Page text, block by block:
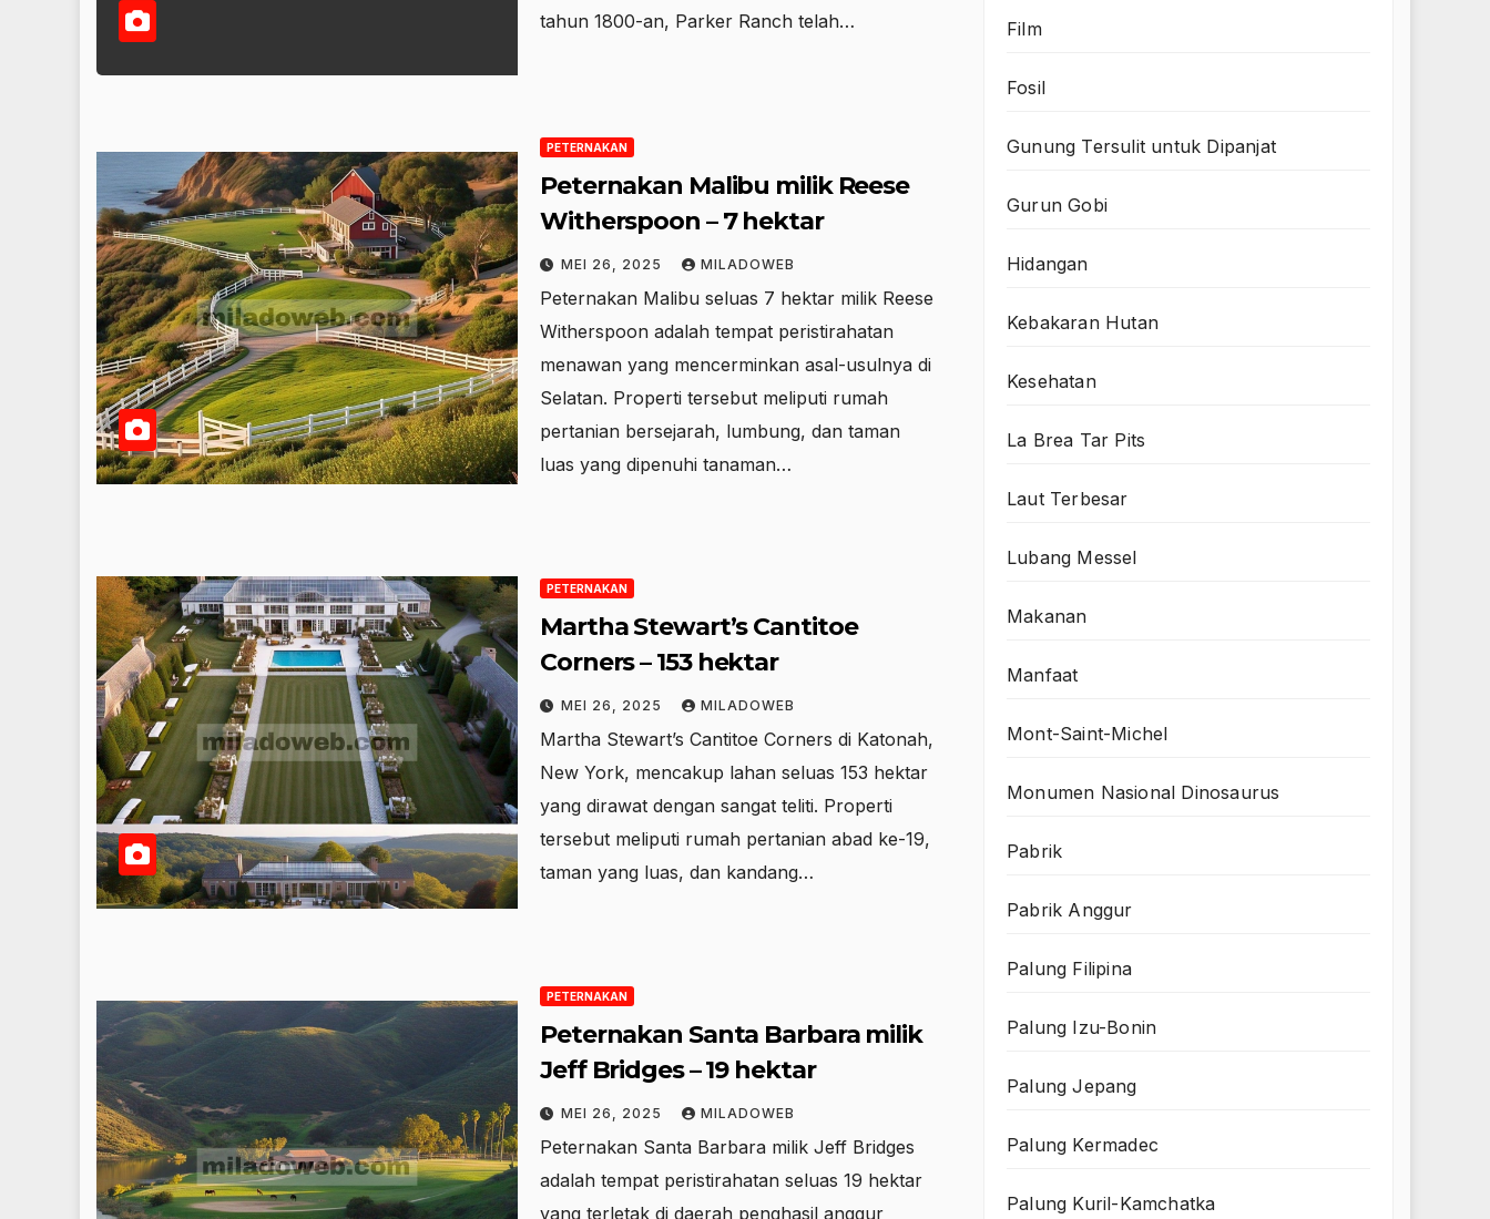
tahun 1800-an, Parker Ranch telah…
PETERNAKAN
Peternakan Malibu milik Reese
Witherspoon – 7 hektar
MEI 26, 2025 MILADOWEB
Peternakan Malibu seluas 7 hektar milik Reese
Witherspoon adalah tempat peristirahatan
menawan yang mencerminkan asal-usulnya di
Selatan. Properti tersebut meliputi rumah
pertanian bersejarah, lumbung, dan taman
luas yang dipenuhi tanaman…
PETERNAKAN
Martha Stewart’s Cantitoe
Corners – 153 hektar
MEI 26, 2025 MILADOWEB
Martha Stewart’s Cantitoe Corners di Katonah,
New York, mencakup lahan seluas 153 hektar
yang dirawat dengan sangat teliti. Properti
tersebut meliputi rumah pertanian abad ke-19,
taman yang luas, dan kandang…
PETERNAKAN
Peternakan Santa Barbara milik
Jeff Bridges – 19 hektar
MEI 26, 2025 MILADOWEB
Peternakan Santa Barbara milik Jeff Bridges
adalah tempat peristirahatan seluas 19 hektar
yang terletak di daerah penghasil anggur
Film
Fosil
Gunung Tersulit untuk Dipanjat
Gurun Gobi
Hidangan
Kebakaran Hutan
Kesehatan
La Brea Tar Pits
Laut Terbesar
Lubang Messel
Makanan
Manfaat
Mont-Saint-Michel
Monumen Nasional Dinosaurus
Pabrik
Pabrik Anggur
Palung Filipina
Palung Izu-Bonin
Palung Jepang
Palung Kermadec
Palung Kuril-Kamchatka